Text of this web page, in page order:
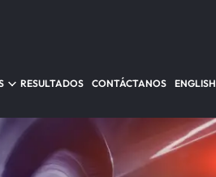
RESULTADOS CONTÁCTANOS ENGLISH